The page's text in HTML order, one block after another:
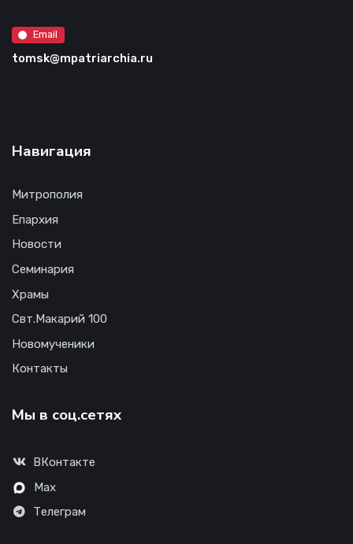
Email
tomsk@mpatriarchia.ru
Навигация
Митрополия
Епархия
Новости
Семинария
Храмы
Свт.Макарий 100
Новомученики
Контакты
Мы в соц.сетях
ВКонтакте
Max
Телеграм